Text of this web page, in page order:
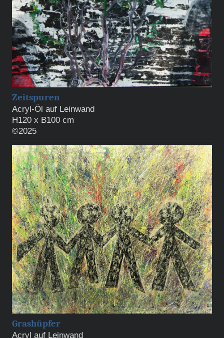
Zeitspuren
Acryl-Öl auf Leinwand
H120 x B100 cm
©2025
Grashüpfer
Acryl auf Leinwand